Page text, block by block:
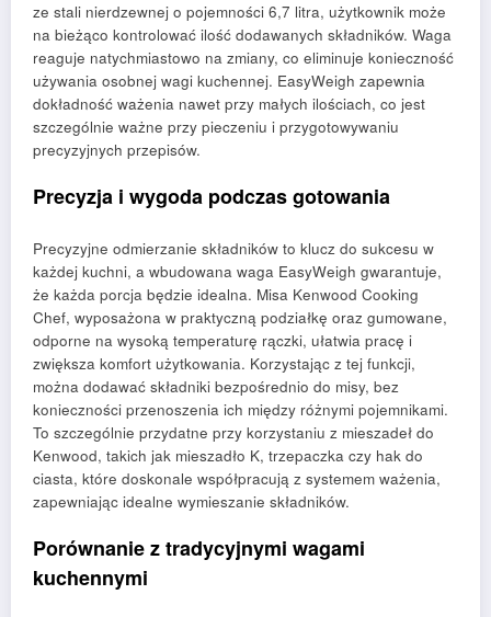
ze stali nierdzewnej o pojemności 6,7 litra, użytkownik może
na bieżąco kontrolować ilość dodawanych składników. Waga
reaguje natychmiastowo na zmiany, co eliminuje konieczność
używania osobnej wagi kuchennej. EasyWeigh zapewnia
dokładność ważenia nawet przy małych ilościach, co jest
szczególnie ważne przy pieczeniu i przygotowywaniu
precyzyjnych przepisów.
Precyzja i wygoda podczas gotowania
Precyzyjne odmierzanie składników to klucz do sukcesu w
każdej kuchni, a wbudowana waga EasyWeigh gwarantuje,
że każda porcja będzie idealna. Misa Kenwood Cooking
Chef, wyposażona w praktyczną podziałkę oraz gumowane,
odporne na wysoką temperaturę rączki, ułatwia pracę i
zwiększa komfort użytkowania. Korzystając z tej funkcji,
można dodawać składniki bezpośrednio do misy, bez
konieczności przenoszenia ich między różnymi pojemnikami.
To szczególnie przydatne przy korzystaniu z mieszadeł do
Kenwood, takich jak mieszadło K, trzepaczka czy hak do
ciasta, które doskonale współpracują z systemem ważenia,
zapewniając idealne wymieszanie składników.
Porównanie z tradycyjnymi wagami
kuchennymi